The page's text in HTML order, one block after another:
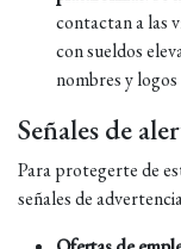
contactan a las
con sueldos
nombres y
Señales de
Para protegerte de
señales de